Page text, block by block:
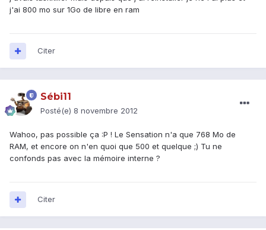
j'ai 800 mo sur 1Go de libre en ram
Citer
Sébi11
Posté(e) 8 novembre 2012
Wahoo, pas possible ça :P ! Le Sensation n'a que 768 Mo de
RAM, et encore on n'en quoi que 500 et quelque ;) Tu ne
confonds pas avec la mémoire interne ?
Citer